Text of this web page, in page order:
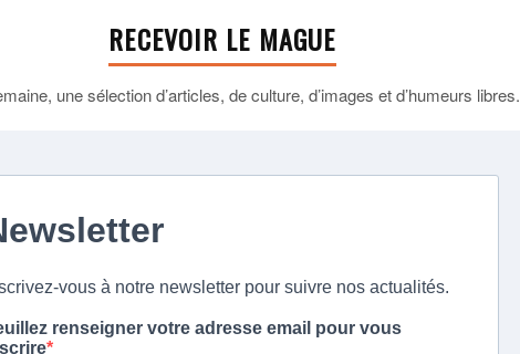
RECEVOIR LE MAGUE
une sélection d’articles, de culture, d’images et d’humeurs libres.